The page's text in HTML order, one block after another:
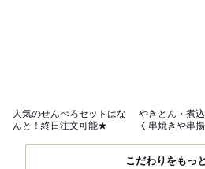
人気のせんべろセットはな
んと！終日注文可能★
やきとん・煮
く串焼きや串
こだわりをもっ